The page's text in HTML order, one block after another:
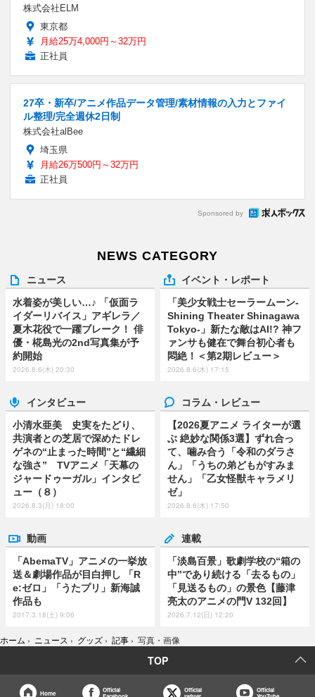
株式会社ELM
東京都
月給25万4,000円～32万円
正社員
27卒・新卒/アニメ作品データ管理/素材情報の入力とファイ
ル整理/完全週休2日制
株式会社alBee
埼玉県
月給26万500円～32万円
正社員
Sponsored by
NEWS CATEGORY
ニュース
水着姿が美しい…♪ 「仮面ラ
イダーリバイス」アギレラ／
夏木花役で一躍ブレーク！ 俳
優・椛島光の2nd写真集が予
約開始
2026.8.6(木) 20:30
イベント・レポート
「美少女戦士セーラームーン-
Shining Theater Shinagawa
Tokyo-」新たな敵はAI!? 神フ
ァンサも健在で舞台初心者も
悶絶！＜第2期レビュー＞
2026.8.6(木) 17:15
インタビュー
小清水亜美 史実をたどり、
共演者との芝居で深めたドレ
ゲネの“止まった時間”と“繊細
な強さ” TVアニメ「天幕の
ジャードゥーガル」インタビ
ュー（８）
2026.8.3(月) 18:00
コラム・レビュー
【2026夏アニメ ライターが選
ぶ 絶妙な関係3選】ずれ合っ
て、噛み合う「令和のダラさ
ん」「うちの弟どもがすみま
せん」「乙女怪獣キャラメリ
ゼ」
2026.8.6(木) 17:50
動画
「AbemaTV」アニメの一挙放
送＆劇場作品が目白押し 「R
e:ゼロ」「うたプリ」新海誠
作品も
2017.3.18(土) 9:06
連載
「淡島百景」歌劇学校の“箱の
中”であり続ける「去るもの」
「見送るもの」の景色【藤津
亮太のアニメの門V 132回】
2026.7.12(日) 12:20
ホーム › ニュース › グッズ › 記事 › 写真・画像
TOP
Home
Official
Official
Official